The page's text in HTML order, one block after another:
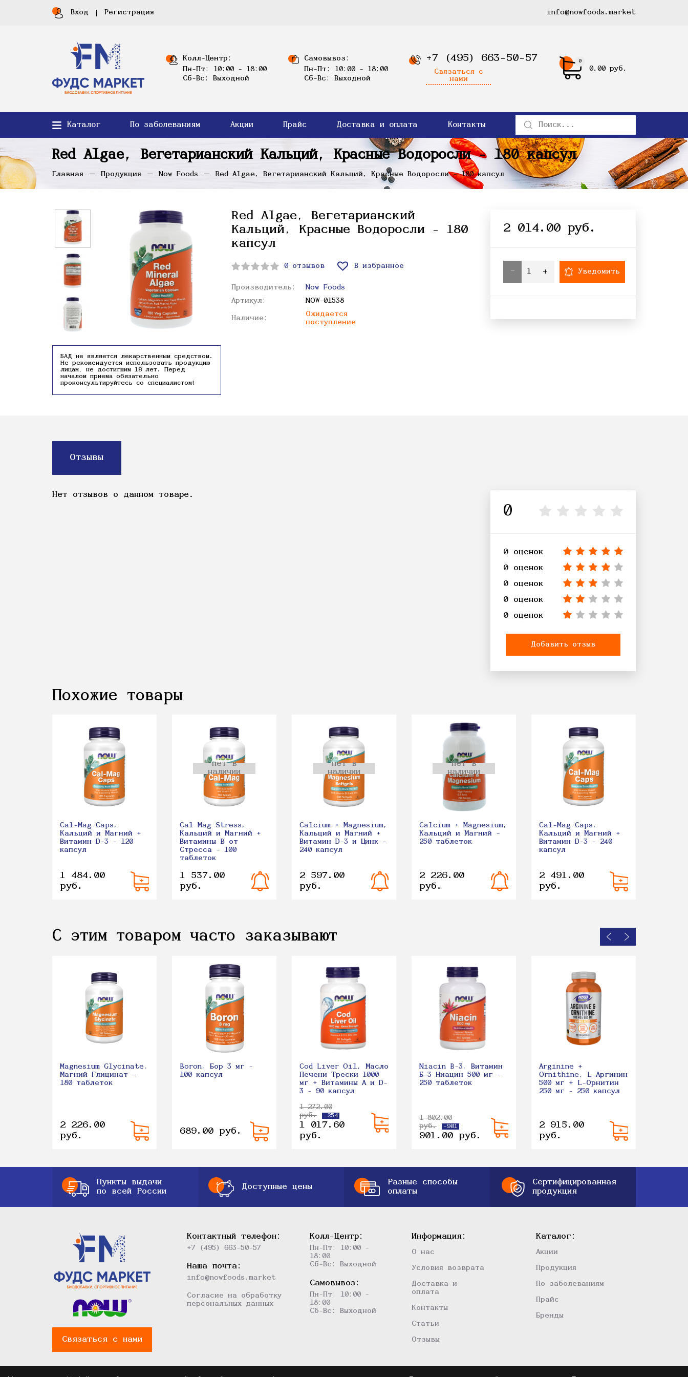
Вход Регистрация info@nowfoods.market
Колл-Центр:
Пн-Пт: 10:00 - 18:00
Сб-Вс: Выходной
Самовывоз:
Пн-Пт: 10:00 - 18:00
Сб-Вс: Выходной
+7 (495) 663-50-57
Связаться с
нами
0
0.00 руб.
Каталог По заболеваниям Акции Прайс Доставка и оплата Контакты
Red Algae, Вегетарианский Кальций, Красные Водоросли - 180 капсул
Главная Продукция Now Foods Red Algae, Вегетарианский Кальций, Красные Водоросли - 180 капсул
БАД не является лекарственным средством.
Не рекомендуется использовать продукцию
лицам, не достигшим 18 лет. Перед
началом приема обязательно
проконсультируйтесь со специалистом!
Red Algae, Вегетарианский
Кальций, Красные Водоросли - 180
капсул
0 отзывов В избранное
Производитель:
Now Foods
Артикул:
NOW-01538
Наличие:
Ожидается
поступление
2 014.00 руб.
- + Уведомить
Отзывы
Нет отзывов о данном товаре.
0
0 оценок
0 оценок
0 оценок
0 оценок
0 оценок
Добавить отзыв
Похожие товары
Cal-Mag Caps,
Кальций и Магний +
Витамин D-3 - 120
капсул
1 484.00
руб.
нет в
наличии
Cal Mag Stress,
Кальций и Магний +
Витамины B от
Стресса - 100
таблеток
1 537.00
руб.
нет в
наличии
Calcium + Magnesium,
Кальций и Магний +
Витамин D-3 и Цинк -
240 капсул
2 597.00
руб.
нет в
наличии
Calcium + Magnesium,
Кальций и Магний -
250 таблеток
2 226.00
руб.
Cal-Mag Caps,
Кальций и Магний +
Витамин D-3 - 240
капсул
2 491.00
руб.
С этим товаром часто заказывают
Magnesium Glycinate,
Магний Глицинат -
180 таблеток
2 226.00
руб.
Boron, Бор 3 мг -
100 капсул
689.00 руб.
Cod Liver Oil, Масло
Печени Трески 1000
мг + Витамины A и D-
3 - 90 капсул
1 272.00
руб.
-254
1 017.60
руб.
Niacin B-3, Витамин
Б-3 Ниацин 500 мг -
250 таблеток
1 802.00
руб.
-901
901.00 руб.
Arginine +
Ornithine, L-Аргинин
500 мг + L-Орнитин
250 мг - 250 капсул
2 915.00
руб.
Пункты выдачи
по всей России
Доступные цены
Разные способы
оплаты
Сертифицированная
продукция
Связаться с нами
Контактный телефон:
+7 (495) 663-50-57
Наша почта:
info@nowfoods.market
Согласие на обработку
персональных данных
Колл-Центр:
Пн-Пт: 10:00 -
18:00
Сб-Вс: Выходной
Самовывоз:
Пн-Пт: 10:00 -
18:00
Сб-Вс: Выходной
Информация:
О нас
Условия возврата
Доставка и
оплата
Контакты
Статьи
Отзывы
Каталог:
Акции
Продукция
По заболеваниям
Прайс
Бренды